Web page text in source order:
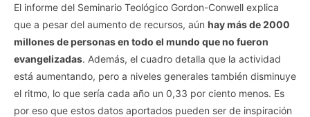
El informe del Seminario Teológico Gordon-Conwell explica
que a pesar del aumento de recursos, aún hay más de 2000
millones de personas en todo el mundo que no fueron
evangelizadas. Además, el cuadro detalla que la actividad
está aumentando, pero a niveles generales también disminuye
el ritmo, lo que sería cada año un 0,33 por ciento menos. Es
por eso que estos datos aportados pueden ser de inspiración